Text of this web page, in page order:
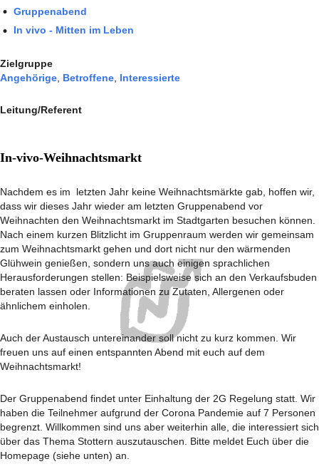
Gruppenabend
In vivo - Mitten im Leben
Zielgruppe
Angehörige Betroffene Interessierte
Leitung/Referent
In-vivo-Weihnachtsmarkt
Nachdem es im letzten Jahr keine Weihnachtsmärkte gab, hoffen wir,
dass wir dieses Jahr wieder am letzten Gruppenabend vor
Weihnachten den Weihnachtsmarkt im Stadtgarten besuchen können.
Nach einem kurzen Blitzlicht im Gruppenraum werden wir gemeinsam
zum Weihnachtsmarkt gehen und dort nicht nur den wärmenden
Glühwein genießen, sondern uns auch einigen sprachlichen
Herausforderungen stellen: Beispielsweise sich an den Verkaufsbuden
beraten lassen oder Informationen zu Zutaten, Allergenen oder
ähnlichem einholen.
Auch der Austausch untereinander soll nicht zu kurz kommen. Wir
freuen uns auf einen entspannten Abend mit euch auf dem
Weihnachtsmarkt!
Der Gruppenabend findet unter Einhaltung der 2G Regelung statt. Wir
haben die Teilnehmer aufgrund der Corona Pandemie auf 7 Personen
begrenzt. Willkommen sind uns aber weiterhin alle, die interessiert sich
über das Thema Stottern auszutauschen. Bitte meldet Euch über die
Homepage (siehe unten) an.